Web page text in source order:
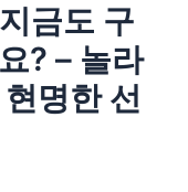
금도 구
? – 놀라
명한 선